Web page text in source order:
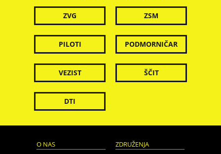
ZVG ZSM
PILOTI PODMORNIČAR
VEZIST ŠČIT
DTI
O NAS ZDRUŽENJA